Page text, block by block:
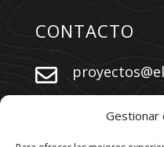
Gestionar
CONTACTO

+34 609 730